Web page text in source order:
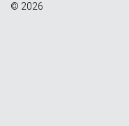
© 2026